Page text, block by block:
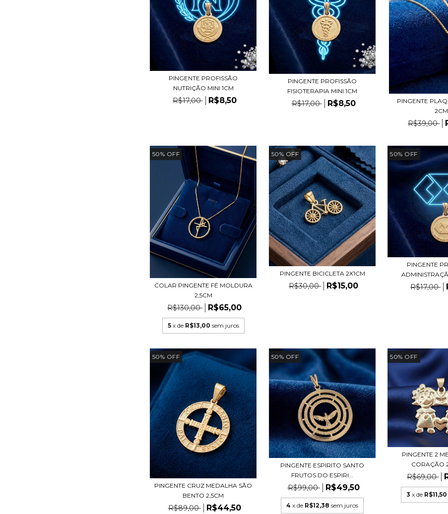
PINGENTE PROFISSÃO
NUTRIÇÃO MINI 1CM
R$17,00 R$8,50
PINGENTE PROFISSÃO
FISIOTERAPIA MINI 1CM
R$17,00 R$8,50
PINGENTE
2CM
R$39,00
50% OFF
COLAR PINGENTE FÉ MOLDURA
2,5CM
R$130,00 R$65,00
5 x de R$13,00 sem juros
50% OFF
PINGENTE BICICLETA 2X1CM
R$30,00 R$15,00
50% OFF
PINGENTE
R$17,00
50% OFF
PINGENTE CRUZ MEDALHA SÃO
BENTO 2,5CM
R$89,00 R$44,50
50% OFF
PINGENTE ESPIRITO SANTO
FRUTOS DO ESPIRI...
R$99,00 R$49,50
4 x de R$12,38 sem juros
50% OFF
PINGENTE 2
CORAÇÃO
R$69,00
3 x de R$11,50